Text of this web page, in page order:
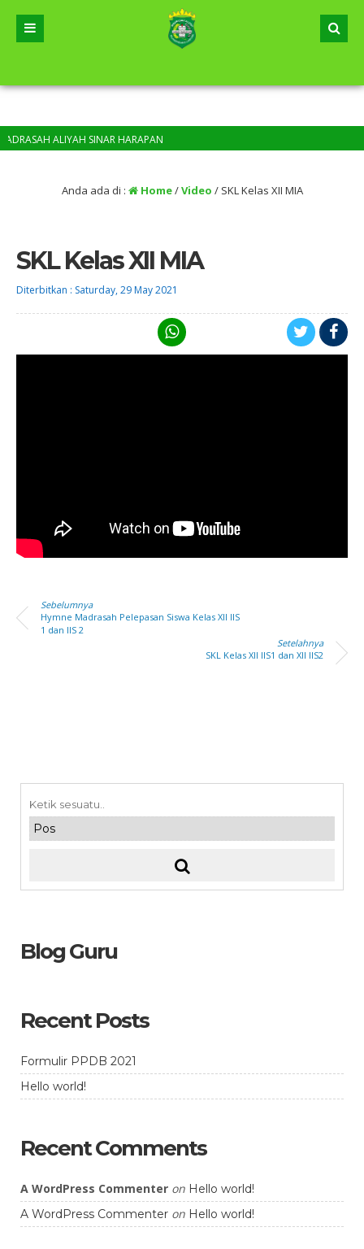
ALIYAH SINAR HARAPAN
Anda ada di : Home/Video / SKL Kelas XII MIA
SKL Kelas XII MIA
Diterbitkan : Saturday, 29 May 2021
Sebelumnya
Hymne Madrasah Pelepasan Siswa Kelas XII IIS
1 dan IIS 2
Setelahnya
SKL Kelas XII IIS1 dan XII IIS2
Blog Guru
Recent Posts
Formulir PPDB 2021
Hello world!
Recent Comments
A WordPress Commenter on Hello world!
A WordPress Commenter on Hello world!